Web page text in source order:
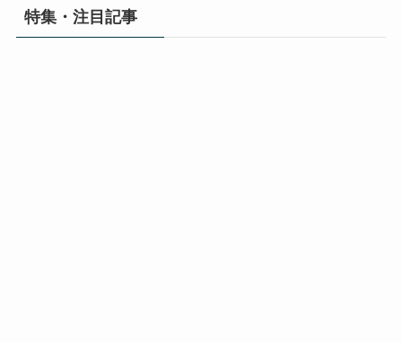
特集・注目記事